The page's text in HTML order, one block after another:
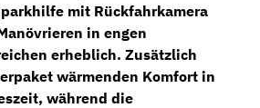
mit Rückfahrkamera
in engen
erheblich. Zusätzlich
wärmenden Komfort in
während die